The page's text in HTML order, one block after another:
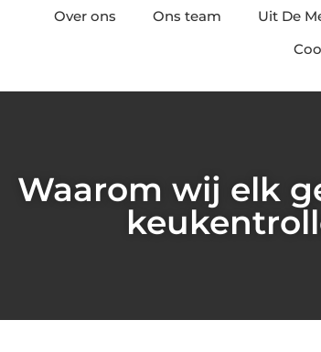
Over ons Ons team Uit De
Waarom wij elk